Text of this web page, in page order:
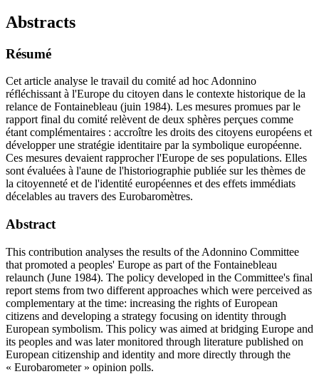
Abstracts
Résumé
Cet article analyse le travail du comité ad hoc Adonnino
réfléchissant à l'Europe du citoyen dans le contexte historique de la
relance de Fontainebleau (juin 1984). Les mesures promues par le
rapport final du comité relèvent de deux sphères perçues comme
étant complémentaires : accroître les droits des citoyens européens et
développer une stratégie identitaire par la symbolique européenne.
Ces mesures devaient rapprocher l'Europe de ses populations. Elles
sont évaluées à l'aune de l'historiographie publiée sur les thèmes de
la citoyenneté et de l'identité européennes et des effets immédiats
décelables au travers des Eurobaromètres.
Abstract
This contribution analyses the results of the Adonnino Committee
that promoted a peoples' Europe as part of the Fontainebleau
relaunch (June 1984). The policy developed in the Committee's final
report stems from two different approaches which were perceived as
complementary at the time: increasing the rights of European
citizens and developing a strategy focusing on identity through
European symbolism. This policy was aimed at bridging Europe and
its peoples and was later monitored through literature published on
European citizenship and identity and more directly through the
« Eurobarometer » opinion polls.